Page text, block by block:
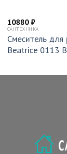
10880 ₽
САНТЕХНИКА
Смеситель для
Beatrice 0113